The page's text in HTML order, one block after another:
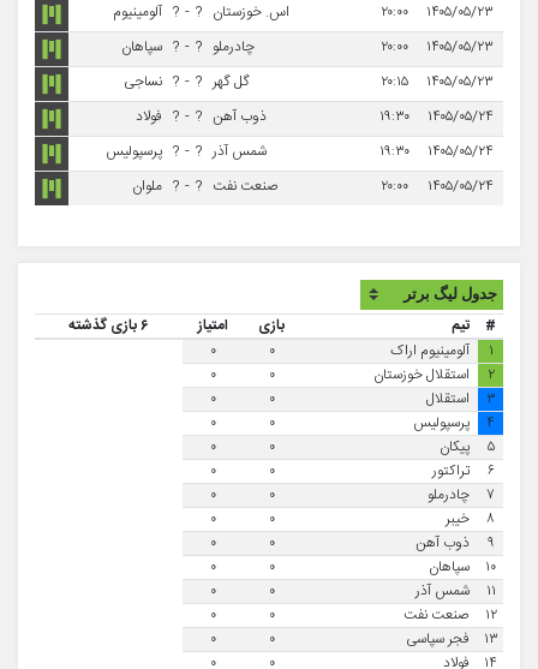
۱۴۰۵/۰۵/۲۳
۲۰:۰۰ اس. خوزستان ?
-
? آلومینیوم
۱۴۰۵/۰۵/۲۳
۲۰:۰۰ چادرملو ?
-
? سپاهان
۱۴۰۵/۰۵/۲۳
۲۰:۱۵ گل گهر ?
-
? نساجی
۱۴۰۵/۰۵/۲۴
۱۹:۳۰ ذوب آهن ?
-
? فولاد
۱۴۰۵/۰۵/۲۴
۱۹:۳۰ شمس آذر ?
-
? پرسپولیس
۱۴۰۵/۰۵/۲۴
۲۰:۰۰ صنعت نفت ?
-
? ملوان
# تیم بازی امتیاز
۶ بازی گذشته
۱
آلومینیوم اراک ۰
۰
۲
استقلال خوزستان ۰
۰
۳
استقلال ۰
۰
۴
پرسپولیس ۰
۰
۵
پیکان ۰
۰
۶
تراکتور ۰
۰
۷
چادرملو ۰
۰
۸
خیبر ۰
۰
۹
ذوب آهن ۰
۰
۱۰
سپاهان ۰
۰
۱۱
شمس آذر ۰
۰
۱۲
صنعت نفت ۰
۰
۱۳
فجر سپاسی ۰
۰
۱۴
فولاد ۰
۰